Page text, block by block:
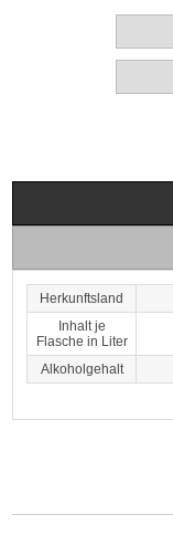
Herkunftsland
Inhalt je
Flasche in Liter
Alkoholgehalt